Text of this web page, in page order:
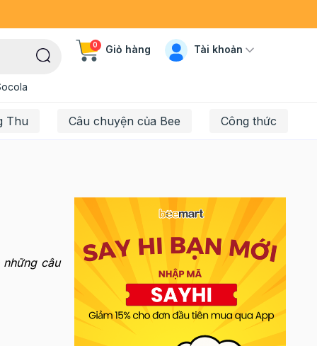
0 Giỏ hàng Tài khoản
Thu Câu chuyện của Bee Công thức
câu